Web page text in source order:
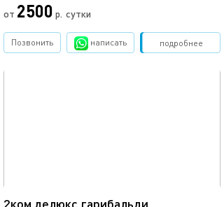
от 2500 р. сутки
подробнее
Позвонить написать Забронировать
2ком делюкс гарибальди